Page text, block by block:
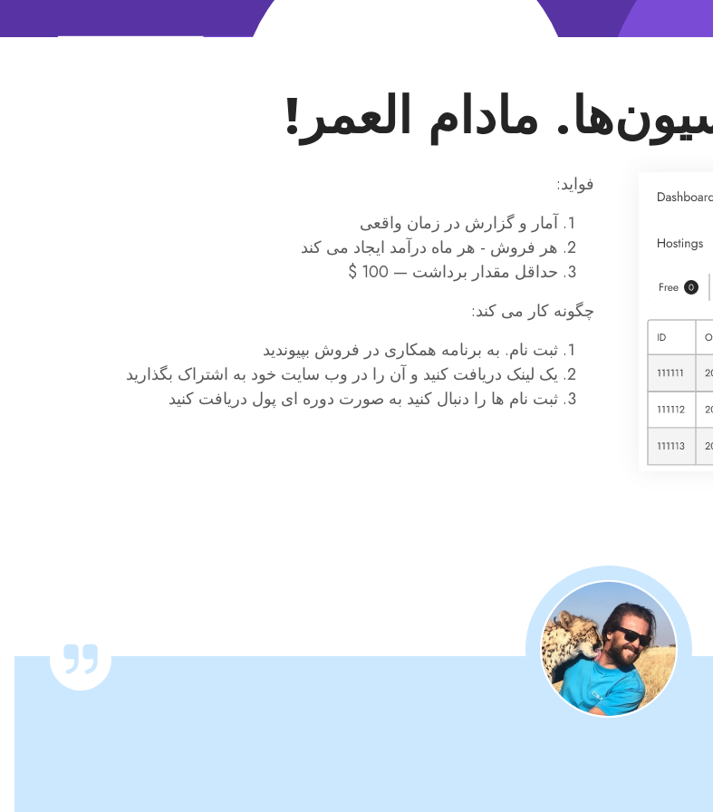
فواید:
آمار و گزارش در زمان واقعی
هر فروش - هر ماه درآمد ایجاد می کند
حداقل مقدار برداشت — 100 $
چگونه کار می کند:
ثبت نام. به برنامه همکاری در فروش بپیوندید
یک لینک دریافت کنید و آن را در وب سایت خود به اشتراک بگذارید
ثبت نام ها را دنبال کنید به صورت دوره ای پول دریافت کنید